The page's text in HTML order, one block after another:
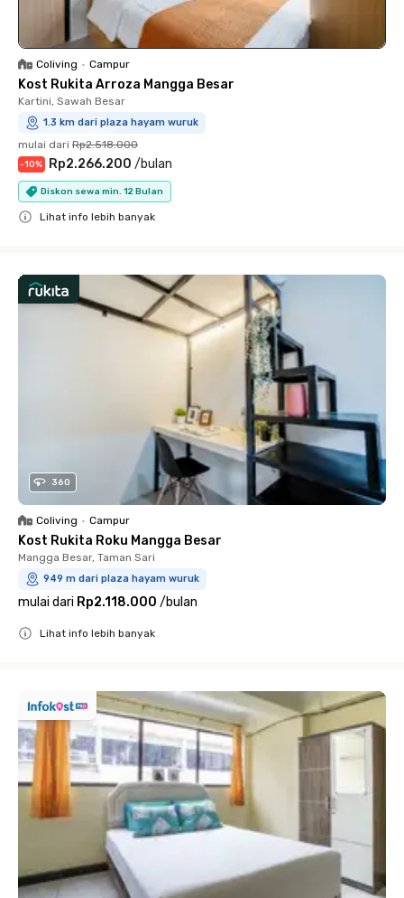
Coliving • Campur
Kost Rukita Arroza Mangga Besar
Kartini, Sawah Besar
1.3 km dari plaza hayam wuruk
mulai dari Rp2.518.000
-10% Rp2.266.200 /bulan
Diskon sewa min. 12 Bulan
Lihat info lebih banyak
360
Coliving • Campur
Kost Rukita Roku Mangga Besar
Mangga Besar, Taman Sari
949 m dari plaza hayam wuruk
mulai dari Rp2.118.000 /bulan
Lihat info lebih banyak